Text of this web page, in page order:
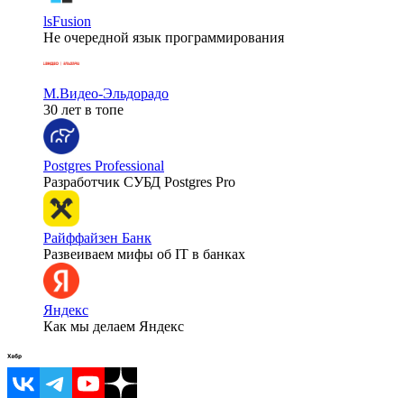
lsFusion
Не очередной язык программирования
М.Видео-Эльдорадо
30 лет в топе
Postgres Professional
Разработчик СУБД Postgres Pro
Райффайзен Банк
Развеиваем мифы об IT в банках
Яндекс
Как мы делаем Яндекс